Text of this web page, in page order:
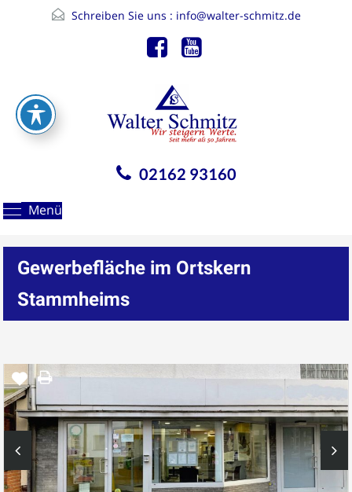
Schreiben Sie uns : info@walter-schmitz.de
02162 93160
Menü
Gewerbefläche im Ortskern
Stammheims